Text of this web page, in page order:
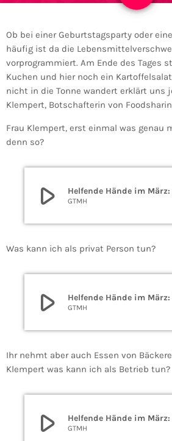
Ob bei einer Geburtstagsparty oder
häufig ist da die
vorprogrammiert. Am Ende des Tages
Kuchen und hier noch ein
nicht in die Tonne wandert erklärt uns
Klempert, Botschafterin von
Frau Klempert, erst einmal was genau
denn so?
play_arrow GTMH
Was kann ich als privat Person tun?
play_arrow GTMH
Ihr nehmt aber auch Essen von
Klempert was kann ich als Betrieb tun?
play_arrow GTMH